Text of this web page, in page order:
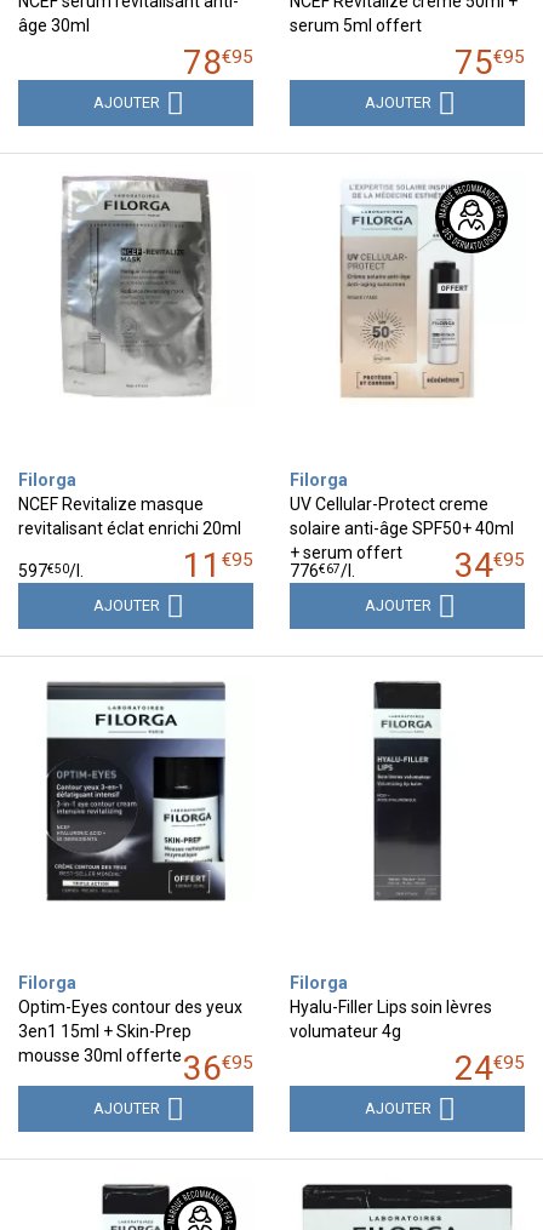
âge 30ml
78€95
AJOUTER
serum 5ml offert
75€95
AJOUTER
Filorga
NCEF Revitalize masque
revitalisant éclat enrichi 20ml
11 €95
597€50/l.
AJOUTER
Filorga
UV Cellular-Protect creme
solaire anti-âge SPF50+ 40ml
+ serum offert
34€95
776€67/l.
AJOUTER
Filorga
Optim-Eyes contour des yeux
3en1 15ml + Skin-Prep
mousse 30ml offerte36€95
AJOUTER
Filorga
Hyalu-Filler Lips soin lèvres
volumateur 4g
24€95
AJOUTER